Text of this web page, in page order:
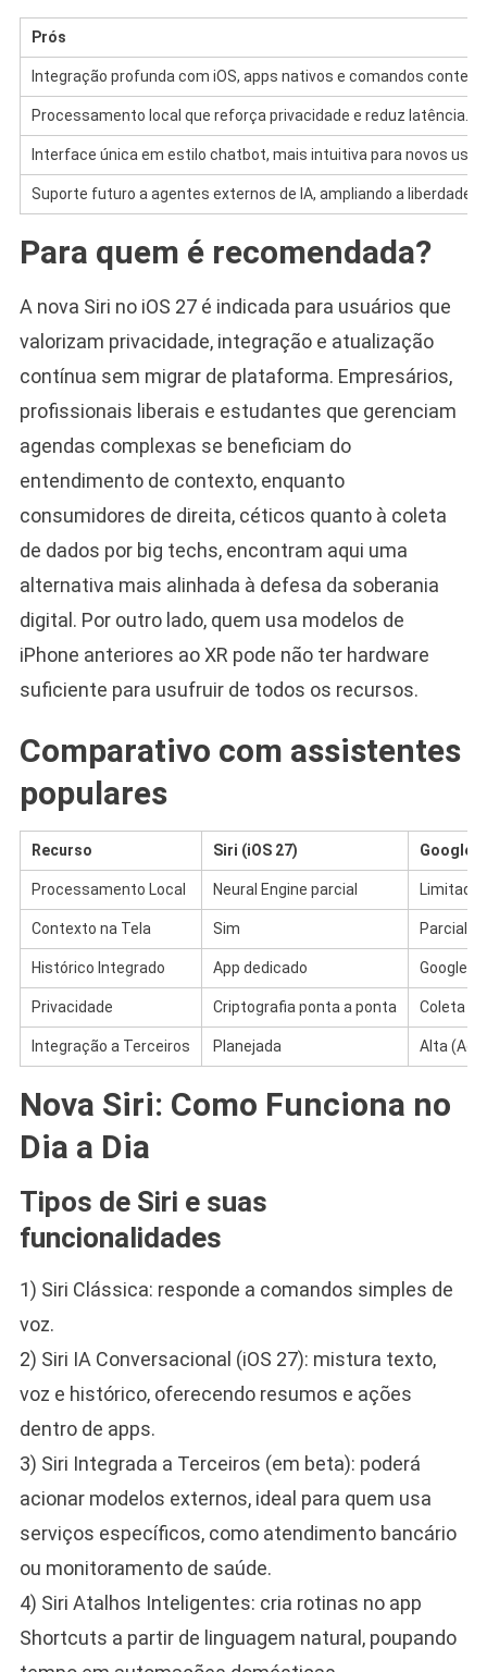
Prós
Integração profunda com iOS, apps nativos e comandos
Processamento local que reforça privacidade e reduz latência.
Interface única em estilo chatbot, mais intuitiva para novos
Suporte futuro a agentes externos de IA, ampliando a liberdade
Para quem é recomendada?
A nova Siri no iOS 27 é indicada para usuários que
valorizam privacidade, integração e atualização
contínua sem migrar de plataforma. Empresários,
profissionais liberais e estudantes que gerenciam
agendas complexas se beneficiam do
entendimento de contexto, enquanto
consumidores de direita, céticos quanto à coleta
de dados por big techs, encontram aqui uma
alternativa mais alinhada à defesa da soberania
digital. Por outro lado, quem usa modelos de
iPhone anteriores ao XR pode não ter hardware
suficiente para usufruir de todos os recursos.
Comparativo com assistentes
populares
Recurso Siri (iOS 27) Google
Processamento Local Neural Engine parcial Limitado
Contexto na Tela Sim Parcial
Histórico Integrado App dedicado Google
Privacidade Criptografia ponta a ponta Coleta
Integração a Terceiros Planejada Alta
Nova Siri: Como Funciona no
Dia a Dia
Tipos de Siri e suas
funcionalidades
1) Siri Clássica: responde a comandos simples de
voz.
2) Siri IA Conversacional (iOS 27): mistura texto,
voz e histórico, oferecendo resumos e ações
dentro de apps.
3) Siri Integrada a Terceiros (em beta): poderá
acionar modelos externos, ideal para quem usa
serviços específicos, como atendimento bancário
ou monitoramento de saúde.
4) Siri Atalhos Inteligentes: cria rotinas no app
Shortcuts a partir de linguagem natural, poupando